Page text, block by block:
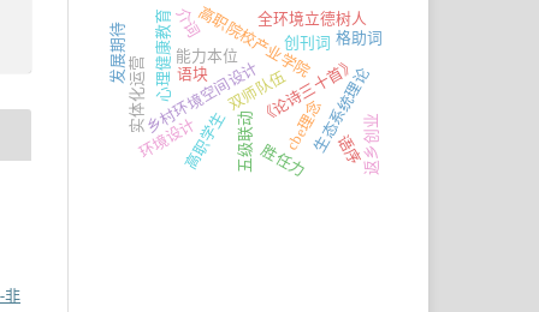
非
《论诗三十首》
乡村环境空间设计
高职院校产业学院
五级联动 生态系统理论
心理健康教育
高职学生
全环境立德树人
能力本位
环境设计
实体化运营 cbe理念
发展期待
胜任力 语序
创刊词
语块
格助词
介词
返乡创业
双师队伍